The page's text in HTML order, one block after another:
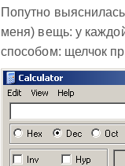
Попутно
меня) вещь: у
способом: щелчок